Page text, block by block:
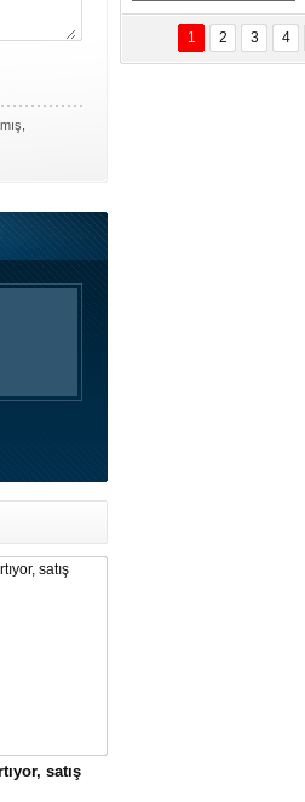
satış
Delta uçağına
yıldırım çarptı
1 2 3 4